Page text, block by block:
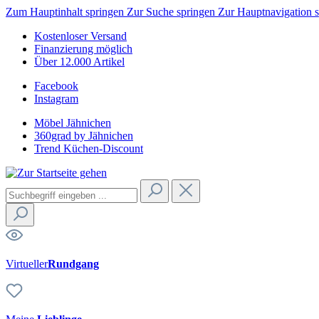
Zum Hauptinhalt springen Zur Suche springen Zur Hauptnavigation
Kostenloser Versand
Finanzierung möglich
Über 12.000 Artikel
Facebook
Instagram
Möbel Jähnichen
360grad by Jähnichen
Trend Küchen-Discount
VirtuellerRundgang